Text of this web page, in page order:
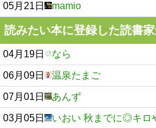
05月21日 mamio
読みたい本に登録した読書
04月19日 なら
06月09日 温泉たまご
07月01日 あんず
03月05日 いおい 秋までに◎キロ